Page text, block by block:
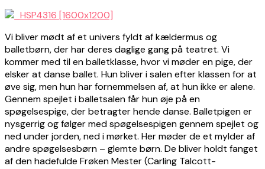
Vi bliver mødt af et univers fyldt af kældermus og
balletbørn, der har deres daglige gang på teatret. Vi
kommer med til en balletklasse, hvor vi møder en pige, der
elsker at danse ballet. Hun bliver i salen efter klassen for at
øve sig, men hun har fornemmelsen af, at hun ikke er alene.
Gennem spejlet i balletsalen får hun øje på en
spøgelsespige, der betragter hende danse. Balletpigen er
nysgerrig og følger med spøgelsespigen gennem spejlet og
ned under jorden, ned i mørket. Her møder de et mylder af
andre spøgelsesbørn – glemte børn. De bliver holdt fanget
af den hadefulde Frøken Mester (Carling Talcott-